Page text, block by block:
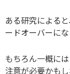
ある研究による
ードオーバーに
もちろん一概に
注意が必要かもし